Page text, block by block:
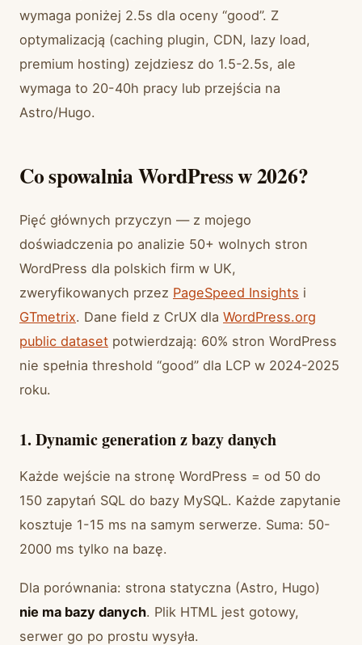
wymaga poniżej 2.5s dla oceny “good”. Z
optymalizacją (caching plugin, CDN, lazy load,
premium hosting) zejdziesz do 1.5-2.5s, ale
wymaga to 20-40h pracy lub przejścia na
Astro/Hugo.
Co spowalnia WordPress w 2026?
Pięć głównych przyczyn — z mojego
doświadczenia po analizie 50+ wolnych stron
WordPress dla polskich firm w UK,
zweryfikowanych przez PageSpeed Insights i
GTmetrix. Dane field z CrUX dla WordPress.org
public dataset potwierdzają: 60% stron WordPress
nie spełnia threshold “good” dla LCP w 2024-2025
roku.
1. Dynamic generation z bazy danych
Każde wejście na stronę WordPress = od 50 do
150 zapytań SQL do bazy MySQL. Każde zapytanie
kosztuje 1-15 ms na samym serwerze. Suma: 50-
2000 ms tylko na bazę.
Dla porównania: strona statyczna (Astro, Hugo)
nie ma bazy danych. Plik HTML jest gotowy,
serwer go po prostu wysyła.